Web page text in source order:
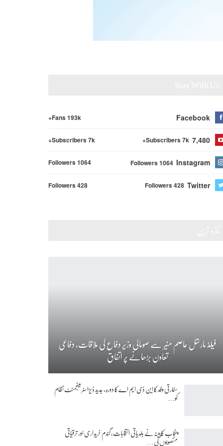
Facebook
Fans 193k+
7,480
Subscribers 7k+
Subscribers 7k+
Instagram
Followers 1064
Followers 1064
Twitter
Followers 428
Followers 428
فیلڈ مارشل عاصم منیر سے صومالی وزیر دفاع کی ملاقات، دفاعی
تعاون بڑھانے پر اتفاق
سفارتی وفد کا این ڈی ایم اے کا دورہ، جدید ڈیزاسٹر مینجمنٹ نظام
کو…
پنجاب کابینہ نے بلدیاتی انتخابات، گندم خریداری اور ترقیاتی
منصوبوں کی…